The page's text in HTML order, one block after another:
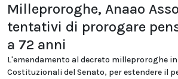
Milleproroghe, Anaao
tentativi di prorogare
a 72 anni
L'emendamento al decreto milleproroghe
Costituzionali del Senato, per estendere il